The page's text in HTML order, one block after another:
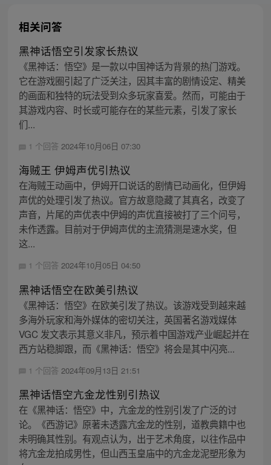
相关问答
黑神话悟空引发家长热议
《黑神话：悟空》是一款以中国神话为背景的热门游戏。
它在游戏圈引起了广泛关注，因其丰富的剧情设定、精美
的画面和独特的玩法受到众多玩家喜爱。然而，可能由于
其游戏内容、时长或可能存在的某些元素，引发了家长
们...
1 个回答 2024年10月06日 07:30
海贼王 伊姆声优引热议
在海贼王动画中，伊姆开口说话的剧情已动画化，但伊姆
声优的处理引发了热议。官方故意隐藏了其真名，改变了
声音，片尾的声优表中伊姆的声优直接被打了三个问号，
未作透露。目前对于伊姆声优的主流猜测是速水奖，但
这...
1 个回答 2024年10月05日 04:50
黑神话悟空在欧美引热议
《黑神话：悟空》在欧美引发了热议。该游戏受到越来越
多海外玩家和海外媒体的密切关注，英国著名游戏媒体
VGC 发文表示其意义非凡，预示着中国游戏产业崛起并在
西方站稳脚跟，而《黑神话：悟空》将会是其中闪亮...
1 个回答 2024年09月13日 21:51
黑神话悟空亢金龙性别引热议
在《黑神话：悟空》中，亢金龙的性别引发了广泛的讨
论。《西游记》原著未透露亢金龙的性别，道教典籍中也
未明确其性别。有观点认为，出于艺术角度，以往作品中
将亢金龙拍成男性，但山西玉皇庙中的亢金龙泥塑形象为